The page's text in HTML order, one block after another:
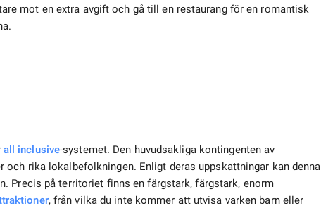
mot en extra avgift och gå till en restaurang för en romantisk
all inclusive-systemet. Den huvudsakliga kontingenten av
rika lokalbefolkningen. Enligt deras uppskattningar kan denna
Precis på territoriet finns en färgstark, färgstark, enorm
, från vilka du inte kommer att utvisa varken barn eller